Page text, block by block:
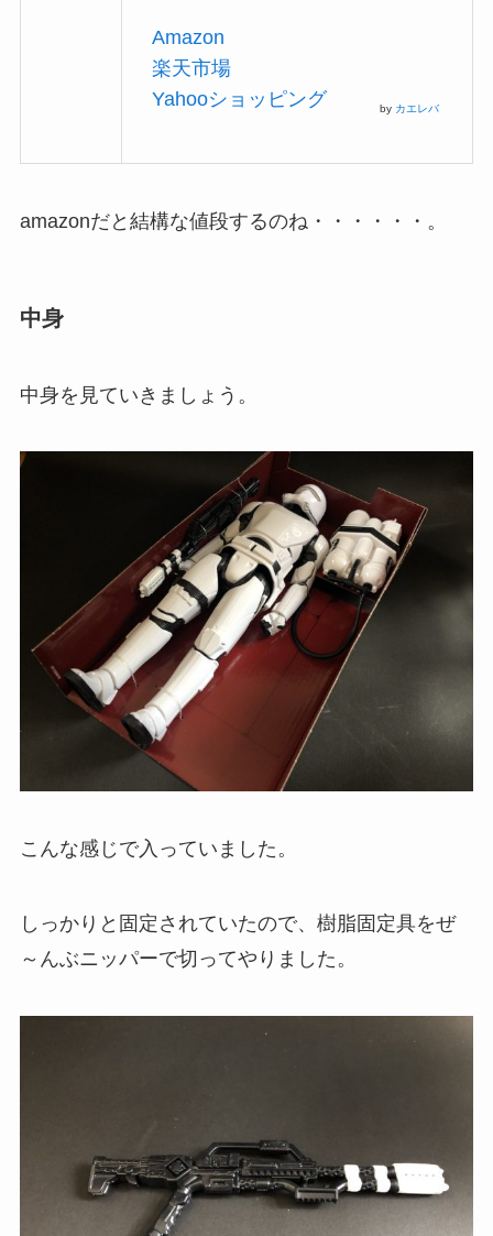
Amazon
楽天市場
Yahooショッピング
by カエレバ
amazonだと結構な値段するのね・・・・・・。
中身
中身を見ていきましょう。
こんな感じで入っていました。
しっかりと固定されていたので、樹脂固定具をぜ
～んぶニッパーで切ってやりました。